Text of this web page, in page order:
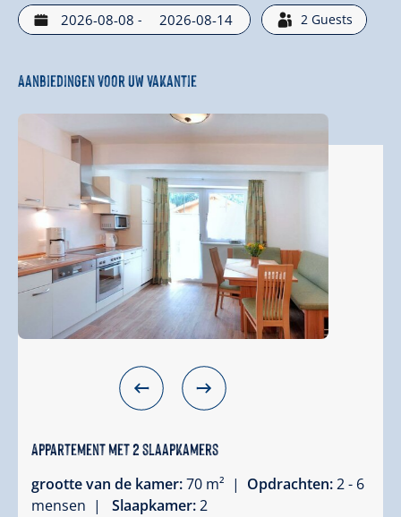
- 2 Guests
Aanbiedingen voor uw vakantie
Appartement met 2 slaapkamers
grootte van de kamer:70 m² | Opdrachten:2 - 6
mensen |
Slaapkamer:2